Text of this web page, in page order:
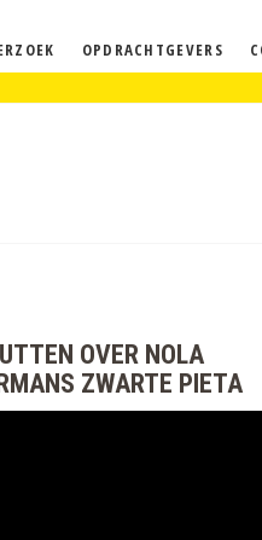
OPDRACHTGEVERS
OVER NOLA
ZWARTE PIETA